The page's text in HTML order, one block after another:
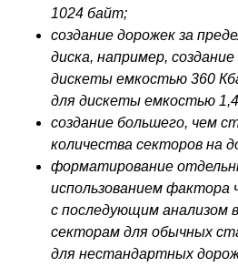
1024 байт;
создание дорожек за
диска, например,
дискеты емкостью 360
для дискеты емкостью
создание большего, чем
количества секторов на
форматирование
использованием фактора
с последующим анализом
секторам для обычных
для нестандартных